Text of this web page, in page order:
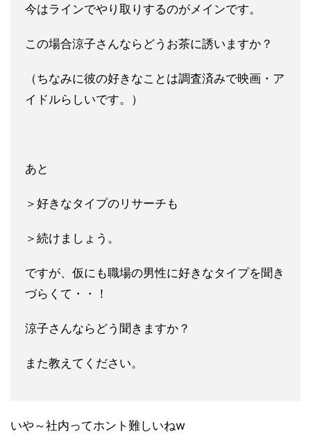
今はラインでやり取りするのがメインです。
この場合涼子さんならどうお茶に誘いますか？
（ちなみに彼の好きなことは調査済みで映画・ア
イドルらしいです。）
あと
＞好きなタイプのリサーチも
＞続けましょう。
ですが、仮にも職場の男性に好きなタイプを聞き
づらくて・・！
涼子さんならどう聞きますか？
また教えてください。
いや～社内ってホント難しいねw